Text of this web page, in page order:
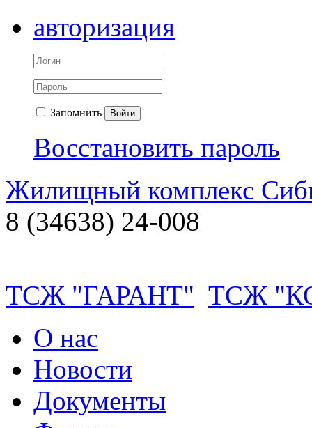
авторизация
Запомнить Войти
Восстановить пароль
Жилищный комплекс
8 (34638) 24-008
ТСЖ "ГАРАНТ" ТСЖ
О нас
Новости
Документы